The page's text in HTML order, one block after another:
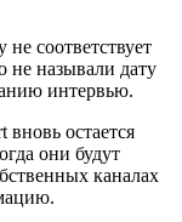
соответствует
не называли дату
интервью.
остается
они будут
каналах